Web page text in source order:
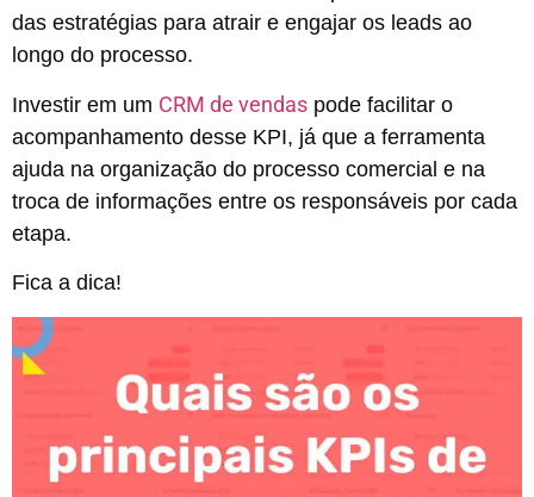
das estratégias para atrair e engajar os leads ao
longo do processo.
Investir em um CRM de vendas pode facilitar o
acompanhamento desse KPI, já que a ferramenta
ajuda na organização do processo comercial e na
troca de informações entre os responsáveis por cada
etapa.
Fica a dica!